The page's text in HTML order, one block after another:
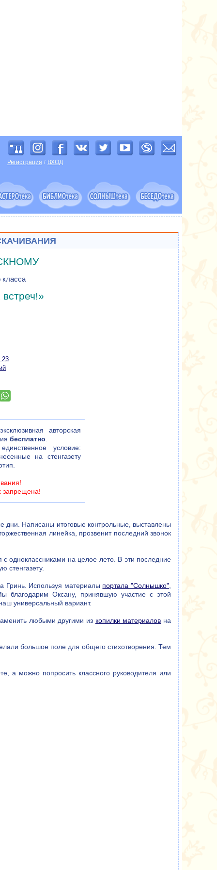
Регистрация / ВХОД
класса
23
авторская
бесплатно
условие:
на стенгазету
запрещена!
дни. Написаны итоговые контрольные, выставлены
линейка, прозвенит последний звонок
одноклассниками на целое лето. В эти последние
стенгазету.
Гринь. Используя материалы портала "Солнышко"
благодарим Оксану, принявшую участие с этой
универсальный вариант.
любыми другими из копилки материалов на
большое поле для общего стихотворения. Тем
а можно попросить классного руководителя или